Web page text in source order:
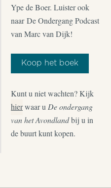
Ype de Boer. Luister ook
naar De Ondergang Podcast
van Marc van Dijk!
Koop het boek
Kunt u niet wachten? Kijk
hierwaar u De ondergang
van het Avondlandbij u in
de buurt kunt kopen.